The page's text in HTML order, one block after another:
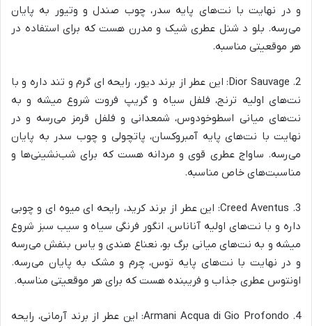
و در نهایت با نت‌های پایه سدر، چوب صندل و وتیور به پایان
می‌رسه. بلو د شنل عطری شیک و مدرن هست که برای استفاده در
هر موقعیتی مناسبه.
2. Dior Sauvage: این عطر از برند دیور، رایحه ای گرم و تند داره و با
نت‌های اولیه ترنج، فلفل سیاه و گریپ فروت شروع میشه و به
نت‌های میانی اسطوخودوس، شمعدانی و فلفل قرمز می‌رسه و در
نهایت با نت‌های پایه آمبروکسان، پاتچولی و چوب سدر به پایان
می‌رسه. ساواج عطری قوی و مردانه هست که برای شب‌نشینی‌ها و
مناسبت‌های خاص مناسبه.
3. Creed Aventus: این عطر از برند کرید، رایحه ای میوه ای و چوبی
داره و با نت‌های اولیه آناناس، انگور فرنگی سیاه و سیب سبز شروع
میشه و به نت‌های میانی برگ بو، نعناع هندی و یاس بنفش می‌رسه
و در نهایت با نت‌های پایه توس، چرم و مشک به پایان می‌رسه.
اونتوس عطری جذاب و فریبنده هست که برای هر موقعیتی مناسبه.
4. Armani Acqua di Gio Profondo: این عطر از برند آرمانی، رایحه